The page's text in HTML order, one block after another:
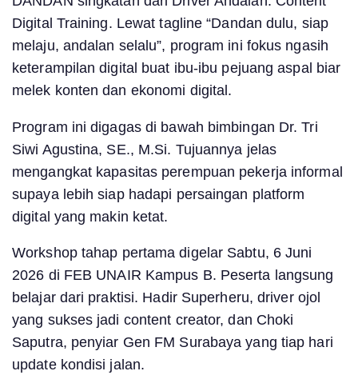
Digital Training. Lewat tagline “Dandan dulu, siap
melaju, andalan selalu”, program ini fokus ngasih
keterampilan digital buat ibu-ibu pejuang aspal biar
melek konten dan ekonomi digital.
Program ini digagas di bawah bimbingan Dr. Tri
Siwi Agustina, SE., M.Si. Tujuannya jelas
mengangkat kapasitas perempuan pekerja informal
supaya lebih siap hadapi persaingan platform
digital yang makin ketat.
Workshop tahap pertama digelar Sabtu, 6 Juni
2026 di FEB UNAIR Kampus B. Peserta langsung
belajar dari praktisi. Hadir Superheru, driver ojol
yang sukses jadi content creator, dan Choki
Saputra, penyiar Gen FM Surabaya yang tiap hari
update kondisi jalan.